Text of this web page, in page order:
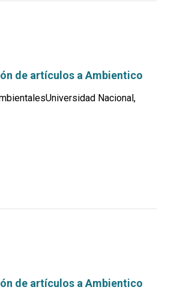
de artículos a Ambientico
Nacional,
de artículos a Ambientico